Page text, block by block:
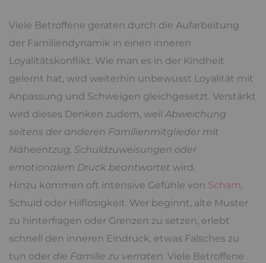
Viele Betroffene geraten durch die Aufarbeitung
der Familiendynamik in einen inneren
Loyalitätskonflikt. Wie man es in der Kindheit
gelernt hat, wird weiterhin unbewusst Loyalität mit
Anpassung und Schweigen gleichgesetzt. Verstärkt
wird dieses Denken zudem, weilAbweichung
seitens der anderen Familienmitglieder mit
Näheentzug, Schuldzuweisungen oder
emotionalem Druck beantwortet wird.
Hinzu kommen oft intensive Gefühle von Scham,
Schuld oder Hilflosigkeit. Wer beginnt, alte Muster
zu hinterfragen oder Grenzen zu setzen, erlebt
schnell den inneren Eindruck, etwas Falsches zu
tun oder die Familie zu verraten. Viele Betroffene